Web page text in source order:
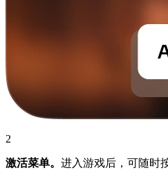
2
激活菜单。 进入游戏后，可随时